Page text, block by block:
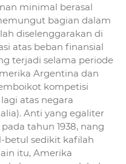
minimal berasal
bagian dalam
diselenggarakan di
atas beban finansial
terjadi selama periode
Argentina dan
kompetisi
atas negara
Anti yang egaliter
tahun 1938, nang
betul sedikit kafilah
itu, Amerika